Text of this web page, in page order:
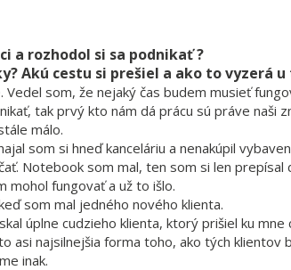
a rozhodol si sa podnikať ?
Akú cestu si prešiel a ako to vyzerá
som, že nejaký čas budem musieť
tak prvý kto nám dá prácu sú práve naši
málo.
som si hneď kanceláriu a nenakúpil
Notebook som mal, ten som si len
mohol fungovať a už to išlo.
som mal jedného nového klienta.
úplne cudzieho klienta, ktorý prišiel ku mne
asi najsilnejšia forma toho, ako tých klientov
inak.